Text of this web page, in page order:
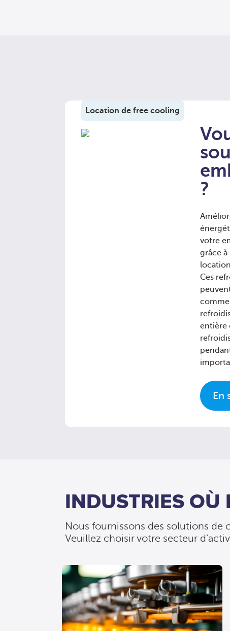
?
votre
grâce
Ces
entière
En
Location de free cooling
INDUSTRIES OÙ
Nous fournissons des solutions de
Veuillez choisir votre secteur